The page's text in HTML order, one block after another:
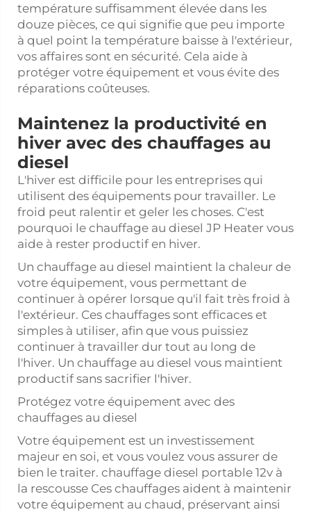
température suffisamment élevée dans les
douze pièces, ce qui signifie que peu importe
à quel point la température baisse à l'extérieur,
vos affaires sont en sécurité. Cela aide à
protéger votre équipement et vous évite des
réparations coûteuses.
Maintenez la productivité en
hiver avec des chauffages au
diesel
L'hiver est difficile pour les entreprises qui
utilisent des équipements pour travailler. Le
froid peut ralentir et geler les choses. C'est
pourquoi le chauffage au diesel JP Heater vous
aide à rester productif en hiver.
Un chauffage au diesel maintient la chaleur de
votre équipement, vous permettant de
continuer à opérer lorsque qu'il fait très froid à
l'extérieur. Ces chauffages sont efficaces et
simples à utiliser, afin que vous puissiez
continuer à travailler dur tout au long de
l'hiver. Un chauffage au diesel vous maintient
productif sans sacrifier l'hiver.
Protégez votre équipement avec des
chauffages au diesel
Votre équipement est un investissement
majeur en soi, et vous voulez vous assurer de
bien le traiter. chauffage diesel portable 12v à
la rescousse Ces chauffages aident à maintenir
votre équipement au chaud, préservant ainsi